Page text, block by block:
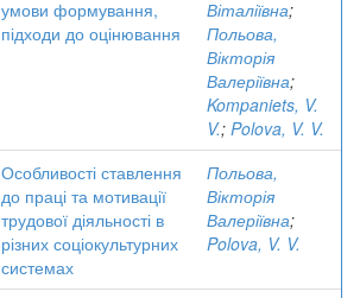
умови формування,
підходи до оцінювання
Віталіївна;
Польова,
Вікторія
Валеріївна;
Kompaniets, V.
V.; Polova, V. V.
Особливості ставлення
до праці та мотивації
трудової діяльності в
різних соціокультурних
системах
Польова,
Вікторія
Валеріївна;
Polova, V. V.